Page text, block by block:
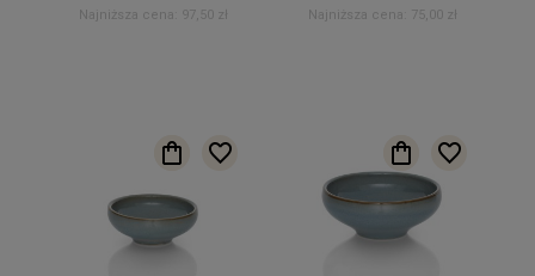
Najniższa cena:
97,50 zł
Najniższa cena:
75,00 zł